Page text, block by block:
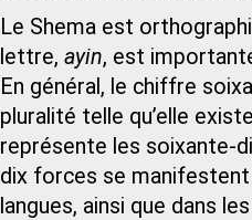
Le Shema est
lettre, ayin, est
En général, le chiffre
pluralité telle qu’elle
représente les soixante-
dix forces se
langues, ainsi que dans